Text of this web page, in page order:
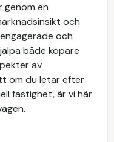
genom en
och
och
både köpare
av
om du letar efter
fastighet, är vi här